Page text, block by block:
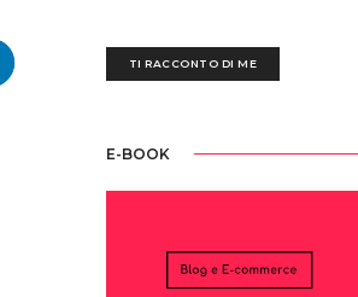
TI RACCONTO DI ME
E-BOOK